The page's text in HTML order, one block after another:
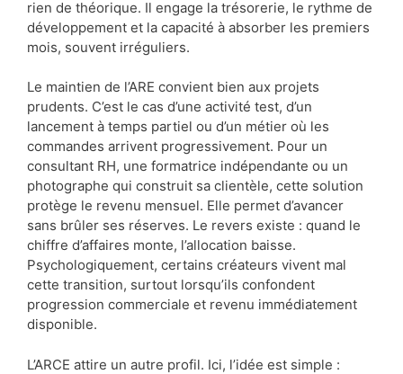
rien de théorique. Il engage la trésorerie, le rythme de
développement et la capacité à absorber les premiers
mois, souvent irréguliers.
Le maintien de l’ARE convient bien aux projets
prudents. C’est le cas d’une activité test, d’un
lancement à temps partiel ou d’un métier où les
commandes arrivent progressivement. Pour un
consultant RH, une formatrice indépendante ou un
photographe qui construit sa clientèle, cette solution
protège le revenu mensuel. Elle permet d’avancer
sans brûler ses réserves. Le revers existe : quand le
chiffre d’affaires monte, l’allocation baisse.
Psychologiquement, certains créateurs vivent mal
cette transition, surtout lorsqu’ils confondent
progression commerciale et revenu immédiatement
disponible.
L’ARCE attire un autre profil. Ici, l’idée est simple :